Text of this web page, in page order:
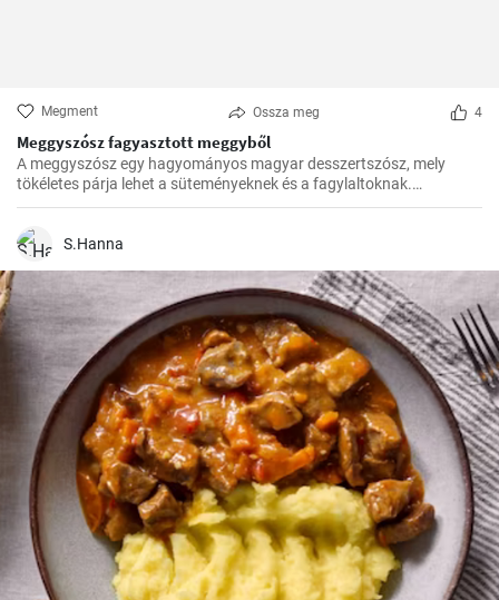
Megment Ossza meg 4
Meggyszósz fagyasztott meggyből
A meggyszósz egy hagyományos magyar desszertszósz, mely
tökéletes párja lehet a süteményeknek és a fagylaltoknak.
Fagyasztott meggyből készítve pedig bármikor élvezhetjük ezt a
S.Hanna